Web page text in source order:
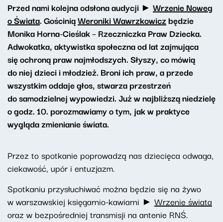
Przed nami kolejna odsłona audycji ► Wrzenie Noweg
o Świata. GościniąWeroniki Wawrzkowiczbędzie
Monika Horna-Cieślak – Rzeczniczka Praw Dziecka.
Adwokatka, aktywistka społeczna od lat zajmująca
się ochroną praw najmłodszych. Słyszy, co mówią
do niej dzieci i młodzież. Broni ich praw, a przede
wszystkim oddaje głos, stwarza przestrzeń
do samodzielnej wypowiedzi. Już w najbliższą niedzielę
o godz. 10. porozmawiamy o tym, jak w praktyce
wygląda zmienianie świata.
Przez to spotkanie poprowadzą nas dziecięca odwaga,
ciekawość, upór i entuzjazm.
Spotkaniu przysłuchiwać można będzie się na żywo
w warszawskiej księgarnio-kawiarni ► Wrzenie świata
oraz w bezpośredniej transmisji na antenie RNŚ.